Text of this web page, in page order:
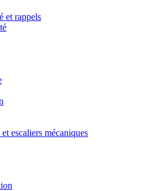
et rappels
escaliers mécaniques